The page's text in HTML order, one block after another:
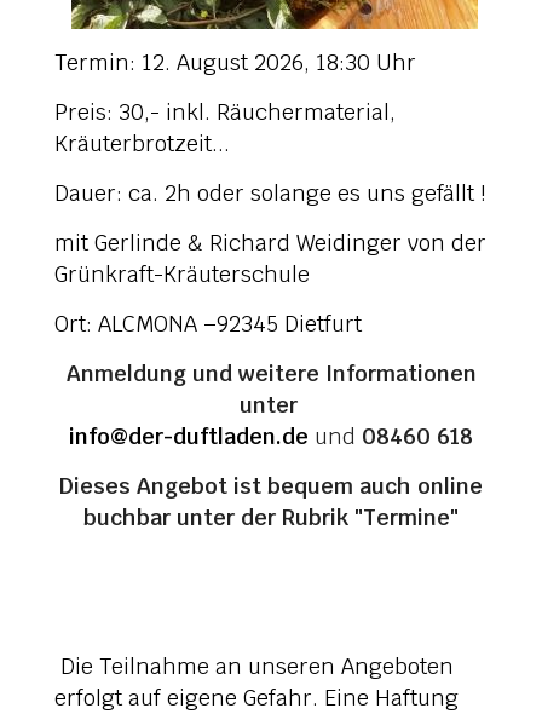
Termin: 12. August 2026, 18:30 Uhr
Preis: 30,- inkl. Räuchermaterial,
Kräuterbrotzeit...
Dauer: ca. 2h oder solange es uns gefällt !
mit Gerlinde & Richard Weidinger von der
Grünkraft-Kräuterschule
Ort: ALCMONA –92345 Dietfurt
Anmeldung und weitere Informationen
unter
info@der-duftladen.de und 08460 618
Dieses Angebot ist bequem auch online
buchbar unter der Rubrik "Termine"
Die Teilnahme an unseren Angeboten
erfolgt auf eigene Gefahr. Eine Haftung